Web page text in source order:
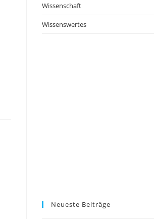
Wissenschaft
Wissenswertes
Neueste Beiträge